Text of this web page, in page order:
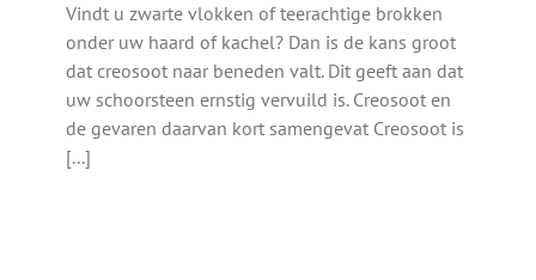
Vindt u zwarte vlokken of teerachtige brokken
onder uw haard of kachel? Dan is de kans groot
dat creosoot naar beneden valt. Dit geeft aan dat
uw schoorsteen ernstig vervuild is. Creosoot en
de gevaren daarvan kort samengevat Creosoot is
[...]